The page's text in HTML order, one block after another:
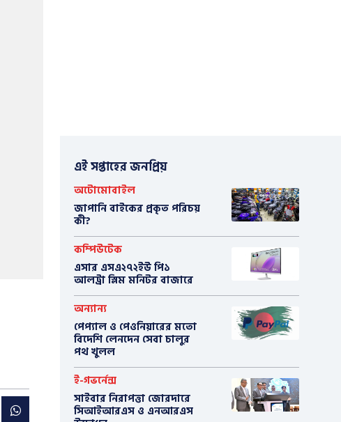
এই সপ্তাহের জনপ্রিয়
অটোমোবাইল
​জাপানি বাইকের প্রকৃত পরিচয়
কী?
কম্পিউটেক
এসার এসএ২৭২ইউ পি১
আলট্রা স্লিম মনিটর বাজারে
অন্যান্য
পেপ্যাল ও পেওনিয়ারের মতো
বিদেশি লেনদেন সেবা চালুর
পথ খুলল
ই-গভর্নেন্স
সাইবার নিরাপত্তা জোরদারে
সিআইআরএস ও এনআরএস